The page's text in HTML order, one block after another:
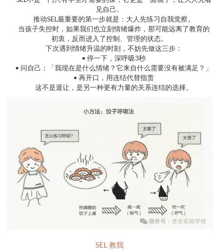
见自己。
推动SEL最重要的第一步就是：大人先练习自我觉察。
当孩子失控时，如果我们也立刻情绪爆炸，那可能远离了教育的
初衷，反而进入了控制、管理的状态。
下次遇到情绪升温的时刻，不妨先做这三步：
• 停一下，深呼吸3秒
• 问自己：「我现在是什么情绪？它来自什么需要没有被满足？」
• 再开口，用连结代替指责
这不是退让，是另一种更有力量的关系连结的选择。
SEL 教我